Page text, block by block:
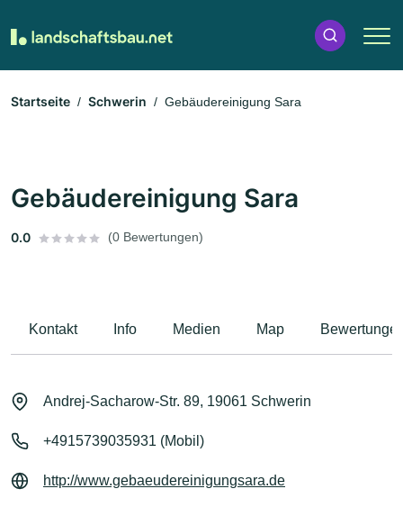
Startseite Schwerin Gebäudereinigung Sara
Gebäudereinigung Sara
0.0 (0 Bewertungen)
Kontakt Info Medien Map
Andrej-Sacharow-Str. 89, 19061 Schwerin
+4915739035931 (Mobil)
http://www.gebaeudereinigungsara.de